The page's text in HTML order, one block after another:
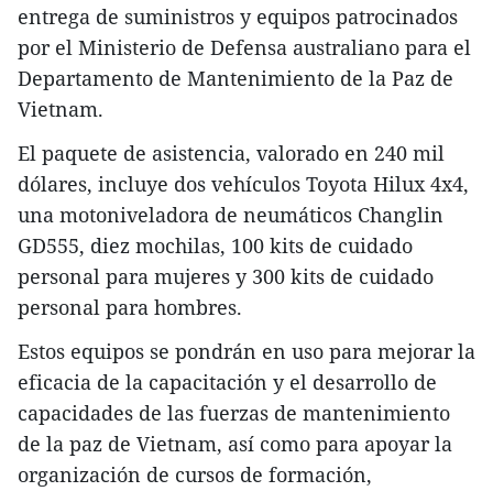
entrega de suministros y equipos patrocinados
por el Ministerio de Defensa australiano para el
Departamento de Mantenimiento de la Paz de
Vietnam.
El paquete de asistencia, valorado en 240 mil
dólares, incluye dos vehículos Toyota Hilux 4x4,
una motoniveladora de neumáticos Changlin
GD555, diez mochilas, 100 kits de cuidado
personal para mujeres y 300 kits de cuidado
personal para hombres.
Estos equipos se pondrán en uso para mejorar la
eficacia de la capacitación y el desarrollo de
capacidades de las fuerzas de mantenimiento
de la paz de Vietnam, así como para apoyar la
organización de cursos de formación,